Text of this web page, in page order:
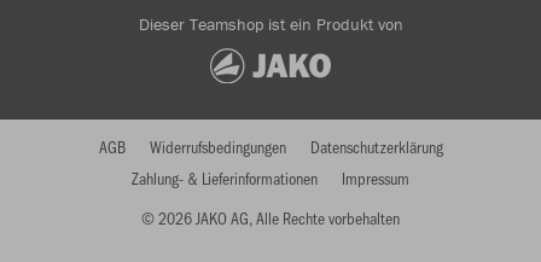
Dieser Teamshop ist ein Produkt von
© 2026 JAKO AG, Alle Rechte vorbehalten
AGB Widerrufsbedingungen
Datenschutzerklärung
Zahlung- & Lieferinformationen
Impressum